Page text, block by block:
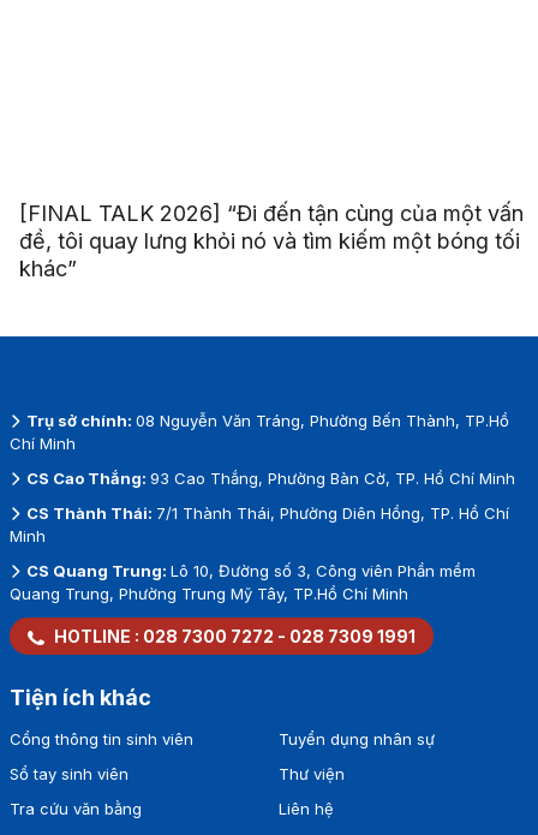
[FINAL TALK 2026] “Đi đến tận cùng của một vấn
đề, tôi quay lưng khỏi nó và tìm kiếm một bóng tối
khác”
Trụ sở chính: 08 Nguyễn Văn Tráng, Phường Bến Thành, TP.Hồ
Chí Minh
CS Cao Thắng: 93 Cao Thắng, Phường Bàn Cờ, TP. Hồ Chí Minh
CS Thành Thái: 7/1 Thành Thái, Phường Diên Hồng, TP. Hồ Chí
Minh
CS Quang Trung: Lô 10, Đường số 3, Công viên Phần mềm
Quang Trung, Phường Trung Mỹ Tây, TP.Hồ Chí Minh
HOTLINE : 028 7300 7272 - 028 7309 1991
Tiện ích khác
Cổng thông tin sinh viên
Sổ tay sinh viên
Tra cứu văn bằng
Tuyển dụng nhân sự
Thư viện
Liên hệ